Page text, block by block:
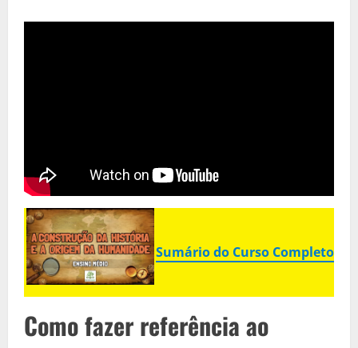
Sumário do Curso Completo
Como fazer referência ao